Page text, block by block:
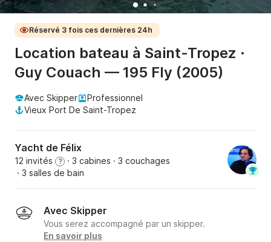
Réservé 3 fois ces dernières 24h
Location bateau à Saint-Tropez ·
Guy Couach — 195 Fly (2005)
Avec Skipper
Professionnel
Vieux Port De Saint-Tropez
Yacht de Félix
12 invités ? · 3 cabines · 3 couchages
· 3 salles de bain
Avec Skipper
Vous serez accompagné par un skipper.
En savoir plus